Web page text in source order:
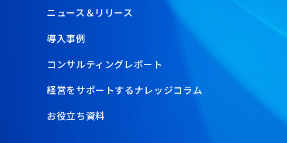
ニュース＆リリース
導入事例
コンサルティングレポート
経営をサポートするナレッジコラム
お役立ち資料